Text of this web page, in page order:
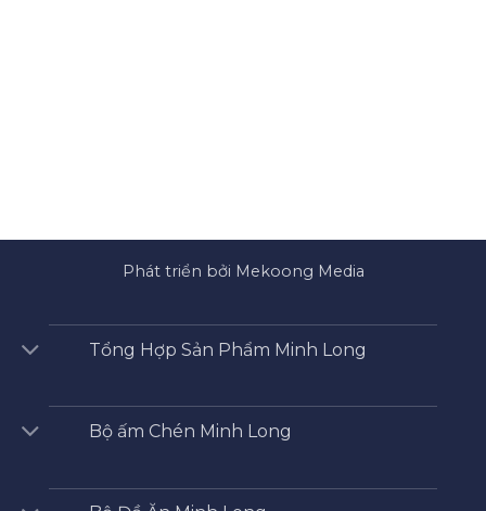
Phát triển bởi Mekoong Media
Tổng Hợp Sản Phẩm Minh Long
Bộ ấm Chén Minh Long